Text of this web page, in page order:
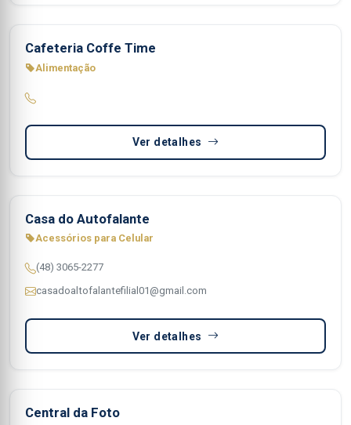
Cafeteria Coffe Time
Alimentação
Ver detalhes
Casa do Autofalante
Acessórios para Celular
(48) 3065-2277
casadoaltofalantefilial01@gmail.com
Ver detalhes
Central da Foto